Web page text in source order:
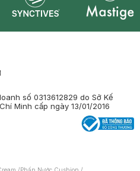
số 0313612829 do Sở Kế
Minh cấp ngày 13/01/2016